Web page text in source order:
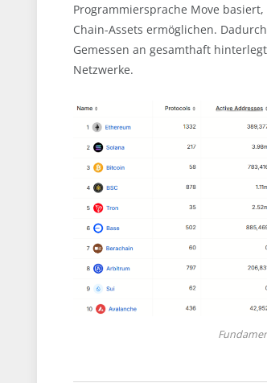
Programmiersprache Move
Chain-Assets ermöglichen.
Gemessen an gesamthaft
Netzwerke.